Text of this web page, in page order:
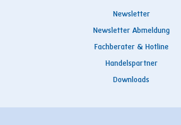
Newsletter
Newsletter Abmeldung
Fachberater & Hotline
Handelspartner
Downloads